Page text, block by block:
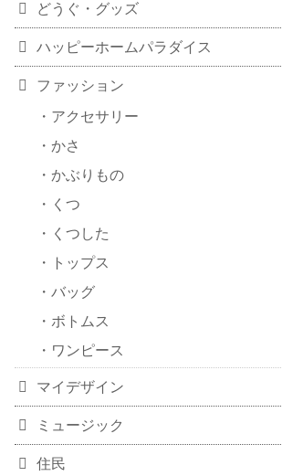
どうぐ・グッズ
ハッピーホームパラダイス
ファッション
アクセサリー
かさ
かぶりもの
くつ
くつした
トップス
バッグ
ボトムス
ワンピース
マイデザイン
ミュージック
住民